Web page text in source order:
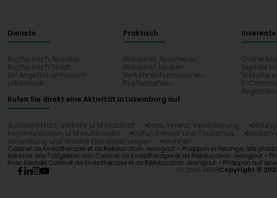
Dienste
Suche nach Aktivität
Suche nach Stadt
Ein Angebot anfordern
Lebensstill
Praktisch
Notdienst Apotheken
Notdienst Kliniken
Verkehrsinformationen
Postleitzahlen
Online
Digitale
Website
E-
Rufen Sie direkt eine Aktivität in Luxemburg auf
Autowerkstatt, Verkehr und Mobilität Bank, Finanz, Versicherung
Kommunikation und Multimedia
Kultur, Freizeit und Tourismus Medizin
Verwaltung und andere Dienstleistungen
Wohnen
Cabinet de Kinésithérapie et de Rééducation Jeangout – Philippon in Pétange, alle
Adresse. Alle Tätigkeiten von Cabinet de Kinésithérapie et de Rééducation Jeangout –
Ihren Kontakt Cabinet de Kinésithérapie et de Rééducation Jeangout – Philippon auf
1.0.2606.0809Copyright ©